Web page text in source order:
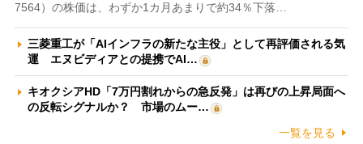
7564）の株価は、わずか1カ月あまりで約34％下落…
三菱重工が「AIインフラの新たな主役」として再評価される気
運 エヌビディアとの提携でAI…
キオクシアHD「7万円割れからの急反発」は再びの上昇局面へ
の反転シグナルか？ 市場のムー…
一覧を見る